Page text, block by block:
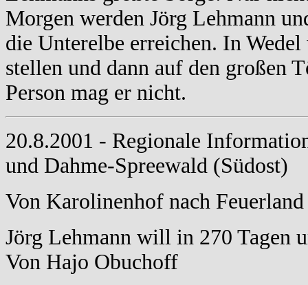
Morgen werden Jörg Lehmann
die Unterelbe erreichen. In
stellen und dann auf den großen
Person mag er nicht.
20.8.2001 - Regionale
und Dahme-Spreewald (Südost)
Von Karolinenhof nach
Jörg Lehmann will in 270 Tagen
Von Hajo Obuchoff